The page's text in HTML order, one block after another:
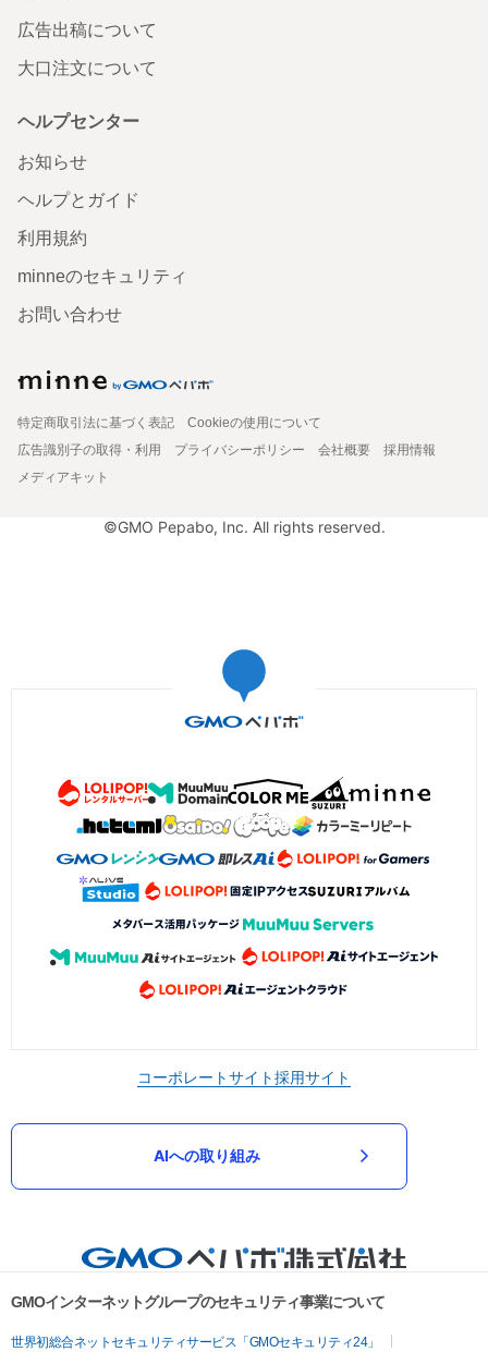
広告出稿について
大口注文について
ヘルプセンター
お知らせ
ヘルプとガイド
利用規約
minneのセキュリティ
お問い合わせ
特定商取引法に基づく表記
Cookieの使用について
広告識別子の取得・利用
プライバシーポリシー 会社概要
採用情報
メディアキット
©GMO Pepabo, Inc. All rights reserved.
コーポレートサイト採用サイト
AIへの取り組み
GMOインターネットグループのセキュリティ事業について
世界初総合ネットセキュリティサービス「GMOセキュリティ24」